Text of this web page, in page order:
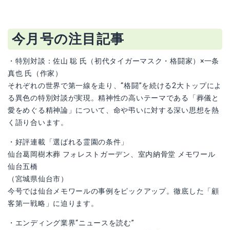
今月号の注目記事
・特別対談：佐山 聡 氏（初代タイガーマスク・格闘家）×一条
真也 氏（作家）
それぞれの世界で第一線を走り、“格闘”を続ける2大トップによ
る異色の特別対談が実現。精神性の高いテーマである「葬儀と
愛をめぐる精神論」について、命や弔いに対する深い思想を熱
く語り合います。
・好評連載「選ばれる霊園の条件」
仙台葛岡樹木葬 フォレストガーデン、室内納骨堂 メモワール
仙台五橋
（宮城県仙台市）
今号では仙台メモワールの事例をピックアップ。徹底した「顧
客第一戦略」に迫ります。
・エンディング業界“ニュースを読む”